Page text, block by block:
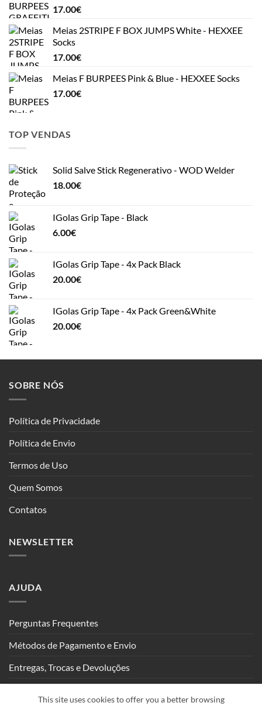
17.00€
Meias 2STRIPE F BOX JUMPS White - HEXXEE
Socks
17.00€
Meias F BURPEES Pink & Blue - HEXXEE Socks
17.00€
TOP VENDAS
Solid Salve Stick Regenerativo - WOD Welder
18.00€
IGolas Grip Tape - Black
6.00€
IGolas Grip Tape - 4x Pack Black
20.00€
IGolas Grip Tape - 4x Pack Green&White
20.00€
SOBRE NÓS
Política de Privacidade
Política de Envio
Termos de Uso
Quem Somos
Contatos
NEWSLETTER
AJUDA
Perguntas Frequentes
Métodos de Pagamento e Envio
Entregas, Trocas e Devoluções
This site uses cookies to offer you a better browsing